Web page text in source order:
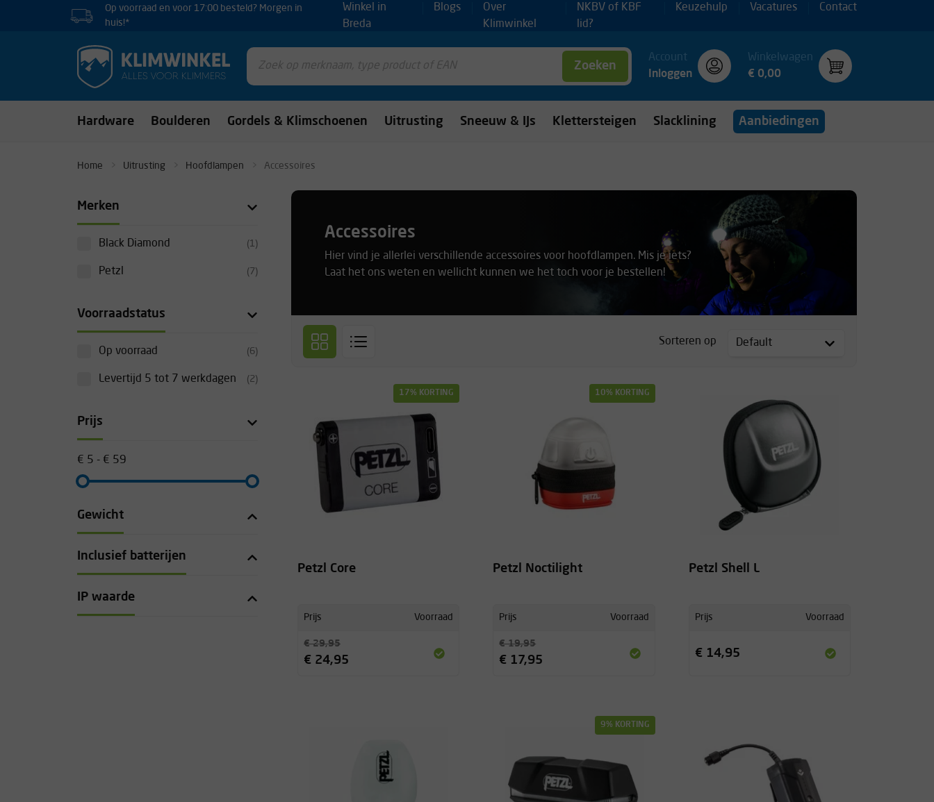
Op voorraad en voor 17:00 besteld? Morgen in
huis!*
Winkel in
Breda
Blogs
Over
Klimwinkel
NKBV of KBF
lid?
Keuzehulp Vacatures Contact
Zoeken
Account
Inloggen
Winkelwagen
€ 0,00
Hardware Boulderen Gordels & Klimschoenen Uitrusting Sneeuw & IJs Klettersteigen Slacklining Aanbiedingen
Home Uitrusting Hoofdlampen Accessoires
Merken
Black Diamond (1)
Petzl (7)
Voorraadstatus
Op voorraad (6)
Levertijd 5 tot 7 werkdagen (2)
Prijs
€ 5 - € 59
Gewicht
Inclusief batterijen
IP waarde
Accessoires
Hier vind je allerlei verschillende accessoires voor hoofdlampen. Mis je iets?
Laat het ons weten en wellicht kunnen we het toch voor je bestellen!
Sorteren op
17% KORTING
Petzl Core
Prijs Voorraad
€ 29,95
€ 24,95
10% KORTING
Petzl Noctilight
Prijs Voorraad
€ 19,95
€ 17,95
Petzl Shell L
Prijs Voorraad
€ 14,95
9% KORTING